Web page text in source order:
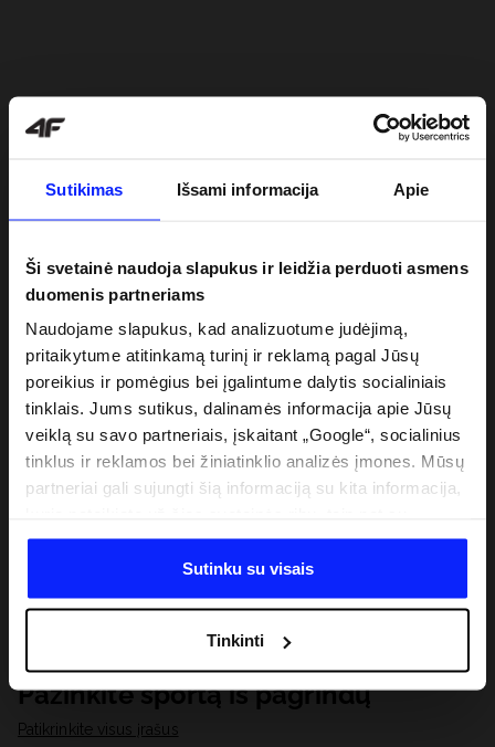
Sutikimas Išsami informacija Apie
Ši svetainė naudoja slapukus ir leidžia perduoti asmens
duomenis partneriams
Naudojame slapukus, kad analizuotume judėjimą,
pritaikytume atitinkamą turinį ir reklamą pagal Jūsų
poreikius ir pomėgius bei įgalintume dalytis socialiniais
tinklais. Jums sutikus, dalinamės informacija apie Jūsų
veiklą su savo partneriais, įskaitant „Google“, socialinius
tinklus ir reklamos bei žiniatinklio analizės įmones. Mūsų
partneriai gali sujungti šią informaciją su kita informacija,
duomenimis, kuriuos jie gauna, kai naudojatės jų
paslaugomis. Gavus Jūsų leidimą, mes galime perduoti
Jūsų asmeninę informaciją savo partneriams, siekdami
analitinius tyrimus, pritaikyti turinį ir tobulinti mūsų
partnerių siūlomus sprendimus (pvz., socialinius tinklus).
Išsamią informaciją rasite mūsų Privatumo politikoje ir
skiltyje „Išsami informacija“.
Sutinku su visais
Tinkinti
Pažinkite sportą iš pagrindų
Patikrinkite visus įrašus